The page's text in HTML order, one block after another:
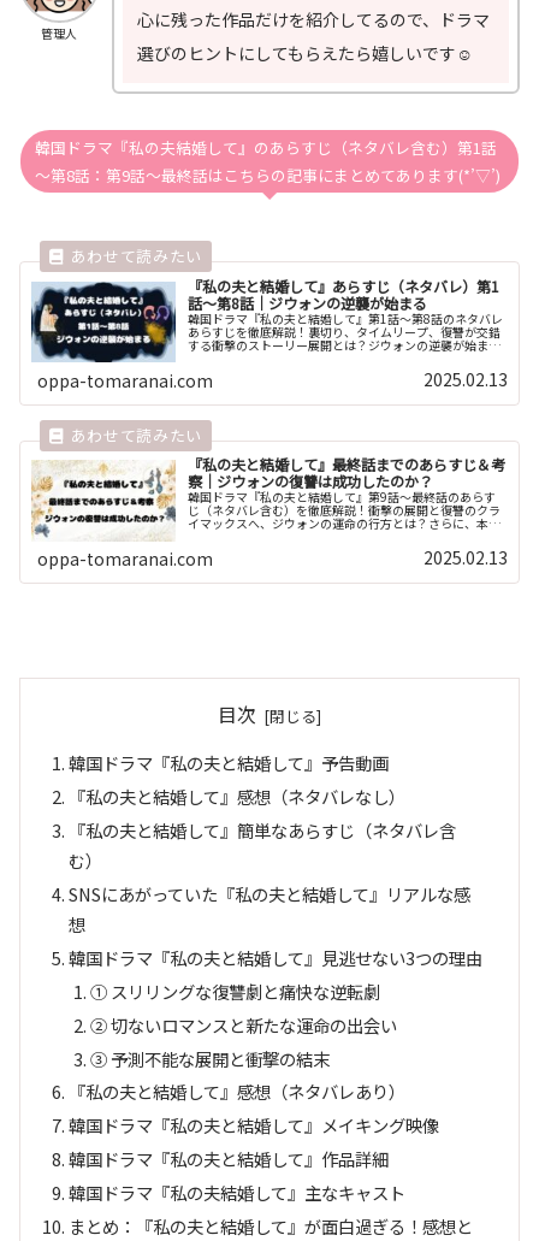
管理人
心に残った作品だけを紹介してるので、ドラマ
選びのヒントにしてもらえたら嬉しいです☺️
韓国ドラマ『私の夫結婚して』のあらすじ（ネタバレ含む）第1話
～第8話：第9話～最終話はこちらの記事にまとめてあります(*’▽’)
『私の夫と結婚して』あらすじ（ネタバレ）第1
話～第8話｜ジウォンの逆襲が始まる
韓国ドラマ『私の夫と結婚して』第1話～第8話のネタバレ
あらすじを徹底解説！裏切り、タイムリープ、復讐が交錯
する衝撃のストーリー展開とは？ジウォンの逆襲が始まる
oppa-tomaranai.com 2025.02.13
『私の夫と結婚して』最終話までのあらすじ＆考
察｜ジウォンの復讐は成功したのか？
韓国ドラマ『私の夫と結婚して』第9話～最終話のあらす
じ（ネタバレ含む）を徹底解説！衝撃の展開と復讐のクラ
イマックスへ、ジウォンの運命の行方とは？さらに、本作
oppa-tomaranai.com 2025.02.13
目次
韓国ドラマ『私の夫と結婚して』予告動画
『私の夫と結婚して』感想（ネタバレなし）
『私の夫と結婚して』簡単なあらすじ（ネタバレ含
む）
SNSにあがっていた『私の夫と結婚して』リアルな感
想
韓国ドラマ『私の夫と結婚して』見逃せない3つの理由
① スリリングな復讐劇と痛快な逆転劇
② 切ないロマンスと新たな運命の出会い
③ 予測不能な展開と衝撃の結末
『私の夫と結婚して』感想（ネタバレあり）
韓国ドラマ『私の夫と結婚して』メイキング映像
韓国ドラマ『私の夫と結婚して』作品詳細
韓国ドラマ『私の夫結婚して』主なキャスト
まとめ：『私の夫と結婚して』が面白過ぎる！感想と